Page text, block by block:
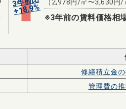
+18.9%
（ 2,978円/㎡〜3,630 円/
※3年前の賃料価格相
修繕積立金の
管理費の